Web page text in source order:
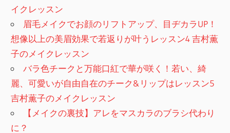
イクレッスン
眉毛メイクでお顔のリフトアップ、目ヂカラUP！
想像以上の美眉効果で若返りが叶うレッスン4 吉村薫
子のメイクレッスン
バラ色チークと万能口紅で華が咲く！若い、綺
麗、可愛いが自由自在のチーク&リップはレッスン5
吉村薫子のメイクレッスン
【メイクの裏技】アレをマスカラのブラシ代わり
に？